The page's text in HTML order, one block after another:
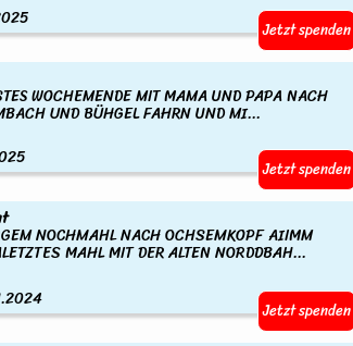
Jetzt spenden
WOCHEMENDE MIT MAMA UND PAPA NACH
UND BÜHGEL FAHRN UND MI...
Jetzt spenden
NOCHMAHL NACH OCHSEMKOPF AIIMM
MAHL MIT DER ALTEN NORDDBAH...
Jetzt spenden